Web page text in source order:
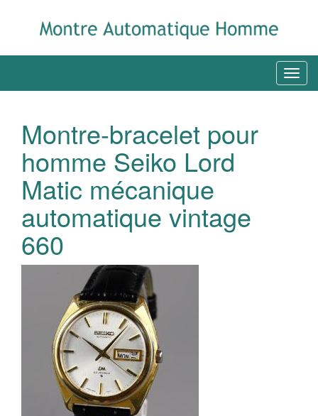
Montre-bracelet pour
homme Seiko Lord
Matic mécanique
automatique vintage
660